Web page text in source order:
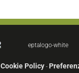
Cookie Policy-